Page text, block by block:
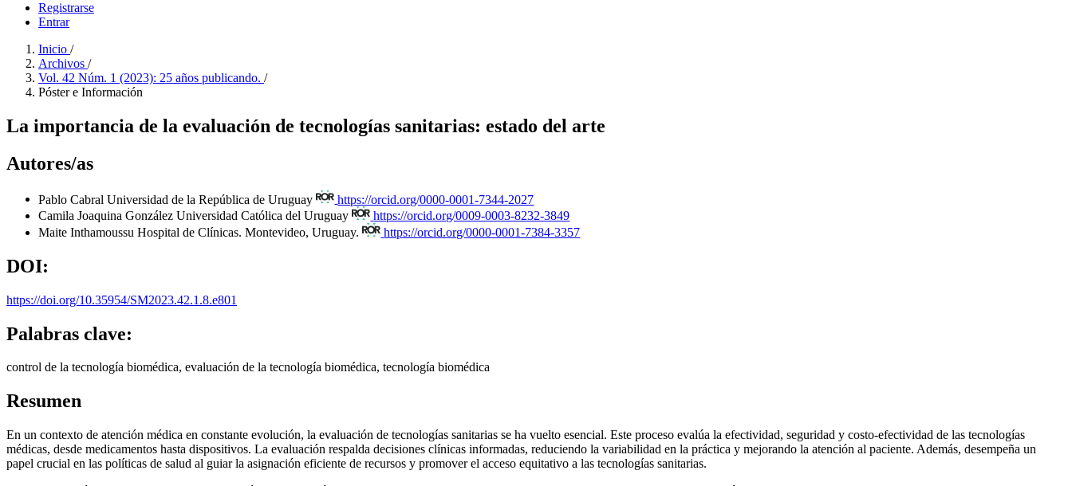
Registrarse
Entrar
Inicio /
Archivos /
Vol. 42 Núm. 1 (2023): 25 años publicando. /
Póster e Información
La importancia de la evaluación de tecnologías sanitarias: estado del arte
Autores/as
Pablo Cabral Universidad de la República de Uruguay
https://orcid.org/0000-0001-7344-2027
Camila Joaquina González Universidad Católica del Uruguay
https://orcid.org/0009-0003-8232-3849
Maite Inthamoussu Hospital de Clínicas. Montevideo, Uruguay. https://orcid.org/0000-0001-7384-3357
DOI:
https://doi.org/10.35954/SM2023.42.1.8.e801
Palabras clave:
control de la tecnología biomédica, evaluación de la tecnología biomédica, tecnología biomédica
Resumen
En un contexto de atención médica en constante evolución, la evaluación de tecnologías sanitarias se ha vuelto esencial. Este proceso evalúa la efectividad, seguridad y costo-efectividad de las tecnologías
médicas, desde medicamentos hasta dispositivos. La evaluación respalda decisiones clínicas informadas, reduciendo la variabilidad en la práctica y mejorando la atención al paciente. Además, desempeña un
papel crucial en las políticas de salud al guiar la asignación eficiente de recursos y promover el acceso equitativo a las tecnologías sanitarias.